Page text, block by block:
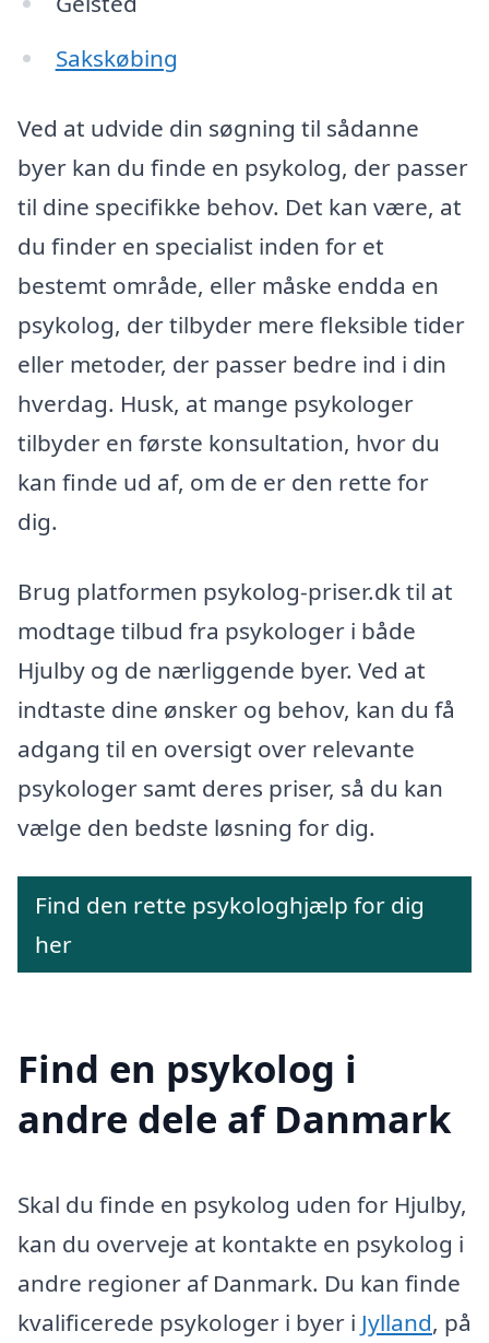
Sakskøbing
Ved at udvide din søgning til sådanne
byer kan du finde en psykolog, der passer
til dine specifikke behov. Det kan være, at
du finder en specialist inden for et
bestemt område, eller måske endda en
psykolog, der tilbyder mere fleksible tider
eller metoder, der passer bedre ind i din
hverdag. Husk, at mange psykologer
tilbyder en første konsultation, hvor du
kan finde ud af, om de er den rette for
dig.
Brug platformen psykolog-priser.dk til at
modtage tilbud fra psykologer i både
Hjulby og de nærliggende byer. Ved at
indtaste dine ønsker og behov, kan du få
adgang til en oversigt over relevante
psykologer samt deres priser, så du kan
vælge den bedste løsning for dig.
Find den rette psykologhjælp for dig
her
Find en psykolog i
andre dele af Danmark
Skal du finde en psykolog uden for Hjulby,
kan du overveje at kontakte en psykolog i
andre regioner af Danmark. Du kan finde
kvalificerede psykologer i byer i Jylland, på